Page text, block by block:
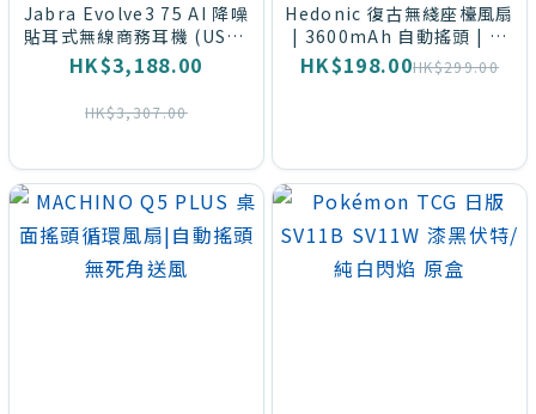
Jabra Evolve3 75 AI 降噪
貼耳式無線商務耳機 (USB-
A)|內置麥克風｜110小時極
限續航
HK$3,188.00
HK$3,307.00
Hedonic 復古無綫座檯風扇
| 3600mAh 自動搖頭 | 高
顏值桌面化妝風扇
HK$198.00HK$299.00